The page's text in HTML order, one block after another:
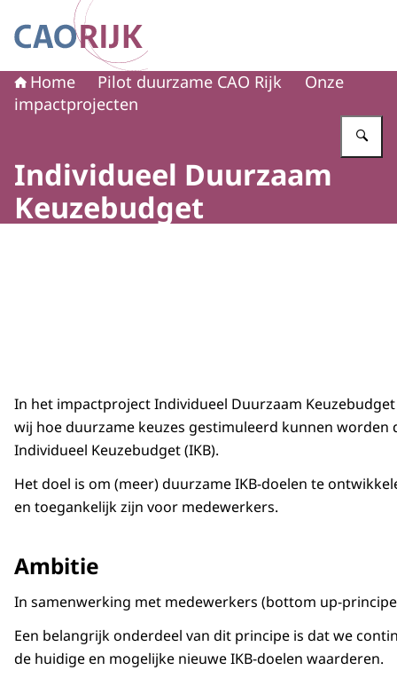
Naar de homepage van CAO Rijk
Home Pilot duurzame CAO Rijk
Onze
impactprojecten
Individueel Duurzaam
Keuzebudget
In het impactproject Individueel Duurzaam
wij hoe duurzame keuzes gestimuleerd kunnen worden
Individueel Keuzebudget (IKB).
Het doel is om (meer) duurzame IKB-doelen te
en toegankelijk zijn voor medewerkers.
Ambitie
In samenwerking met medewerkers (bottom up-
Een belangrijk onderdeel van dit principe is dat we
de huidige en mogelijke nieuwe IKB-doelen waarderen.